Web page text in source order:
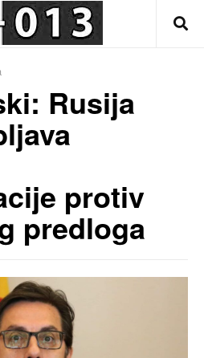
Rusija
protiv
predloga